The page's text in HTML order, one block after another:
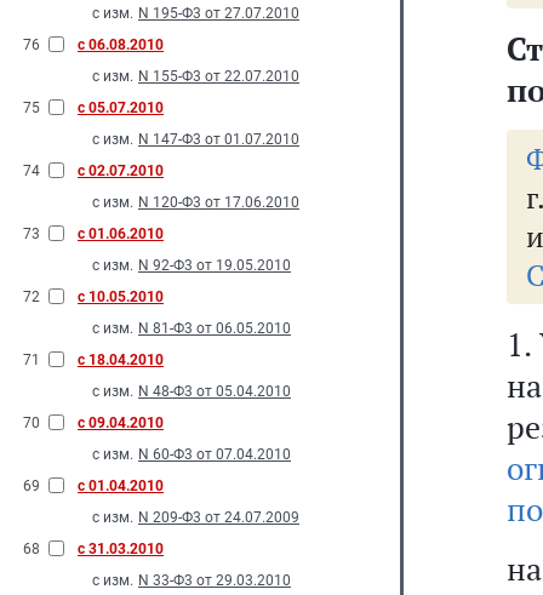
с изм. N 195-Ф3 от 27.07.2010
76
с 06.08.2010
с изм. N 155-Ф3 от 22.07.2010
75
с 05.07.2010
с изм. N 147-Ф3 от 01.07.2010
74
с 02.07.2010
с изм. N 120-Ф3 от 17.06.2010
73
с 01.06.2010
с изм. N 92-Ф3 от 19.05.2010
72
с 10.05.2010
с изм. N 81-Ф3 от 06.05.2010
71
с 18.04.2010
с изм. N 48-Ф3 от 05.04.2010
70
с 09.04.2010
с изм. N 60-Ф3 от 07.04.2010
69
с 01.04.2010
с изм. N 209-Ф3 от 24.07.2009
68
с 31.03.2010
с изм. N 33-Ф3 от 29.03.2010